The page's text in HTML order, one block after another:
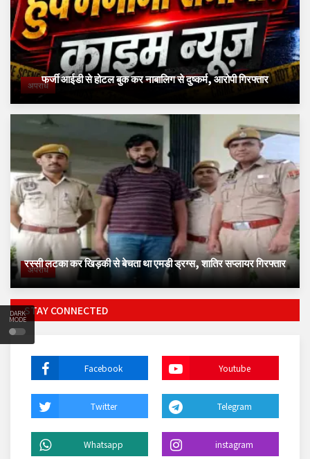
DARK
MODE
अपराधफर्जी आईडी से होटल बुक कर नाबालिग से दुष्कर्म, आरोपी गिरफ्तार
अपराध
रस्सी लटका कर खिड़की से बेचता था एमडी ड्रग्स, शातिर सप्लायर गिरफ्तार
STAY CONNECTED
Facebook Youtube
Twitter Telegram
Whatsapp instagram